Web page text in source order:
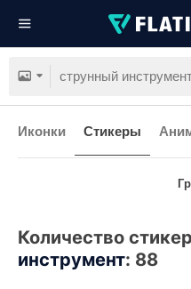
Иконки Стикеры
Количество
инструмент: 88